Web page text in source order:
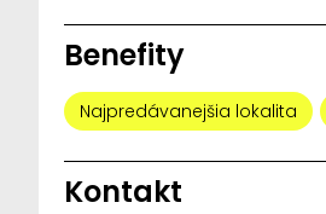
Benefity
Najpredávanejšia lokalita
Kontakt